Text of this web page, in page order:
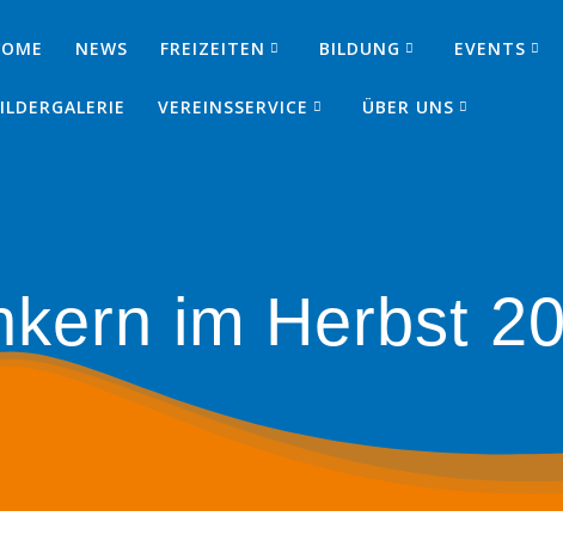
NEWS FREIZEITEN BILDUNG EVENTS
VEREINSSERVICE ÜBER UNS
im Herbst